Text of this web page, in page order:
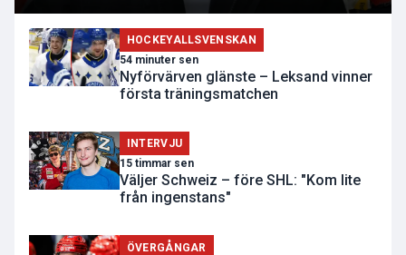
HOCKEYALLSVENSKAN
54 minuter sen
Nyförvärven glänste – Leksand vinner
första träningsmatchen
INTERVJU
15 timmar sen
Väljer Schweiz – före SHL: "Kom lite
från ingenstans"
ÖVERGÅNGAR